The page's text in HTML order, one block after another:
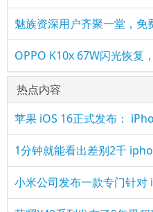
魅族资深用户齐聚一堂，免
OPPO K10x 67W闪光恢复
热点内容
苹果 iOS 16正式发布：
1分钟就能看出差别2千
小米公司发布一款专门针